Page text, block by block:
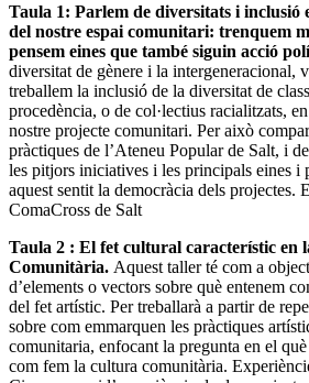
Taula 1: Parlem de diversitats i inclusió
del nostre espai comunitari: trenquem
pensem eines que també siguin acció
diversitat de gènere i la intergeneracional,
treballem la inclusió de la diversitat de
procedència, o de col·lectius racialitzats,
nostre projecte comunitari. Per això
pràctiques de l’Ateneu Popular de Salt, i
les pitjors iniciatives i les principals eines i
aquest sentit la democràcia dels projectes.
ComaCross de Salt
Taula 2 : El fet cultural característic en
Comunitària. Aquest taller té com a
d’elements o vectors sobre què entenem
del fet artístic. Per treballarà a partir de
sobre com emmarquen les pràctiques
comunitaria, enfocant la pregunta en el
com fem la cultura comunitària.